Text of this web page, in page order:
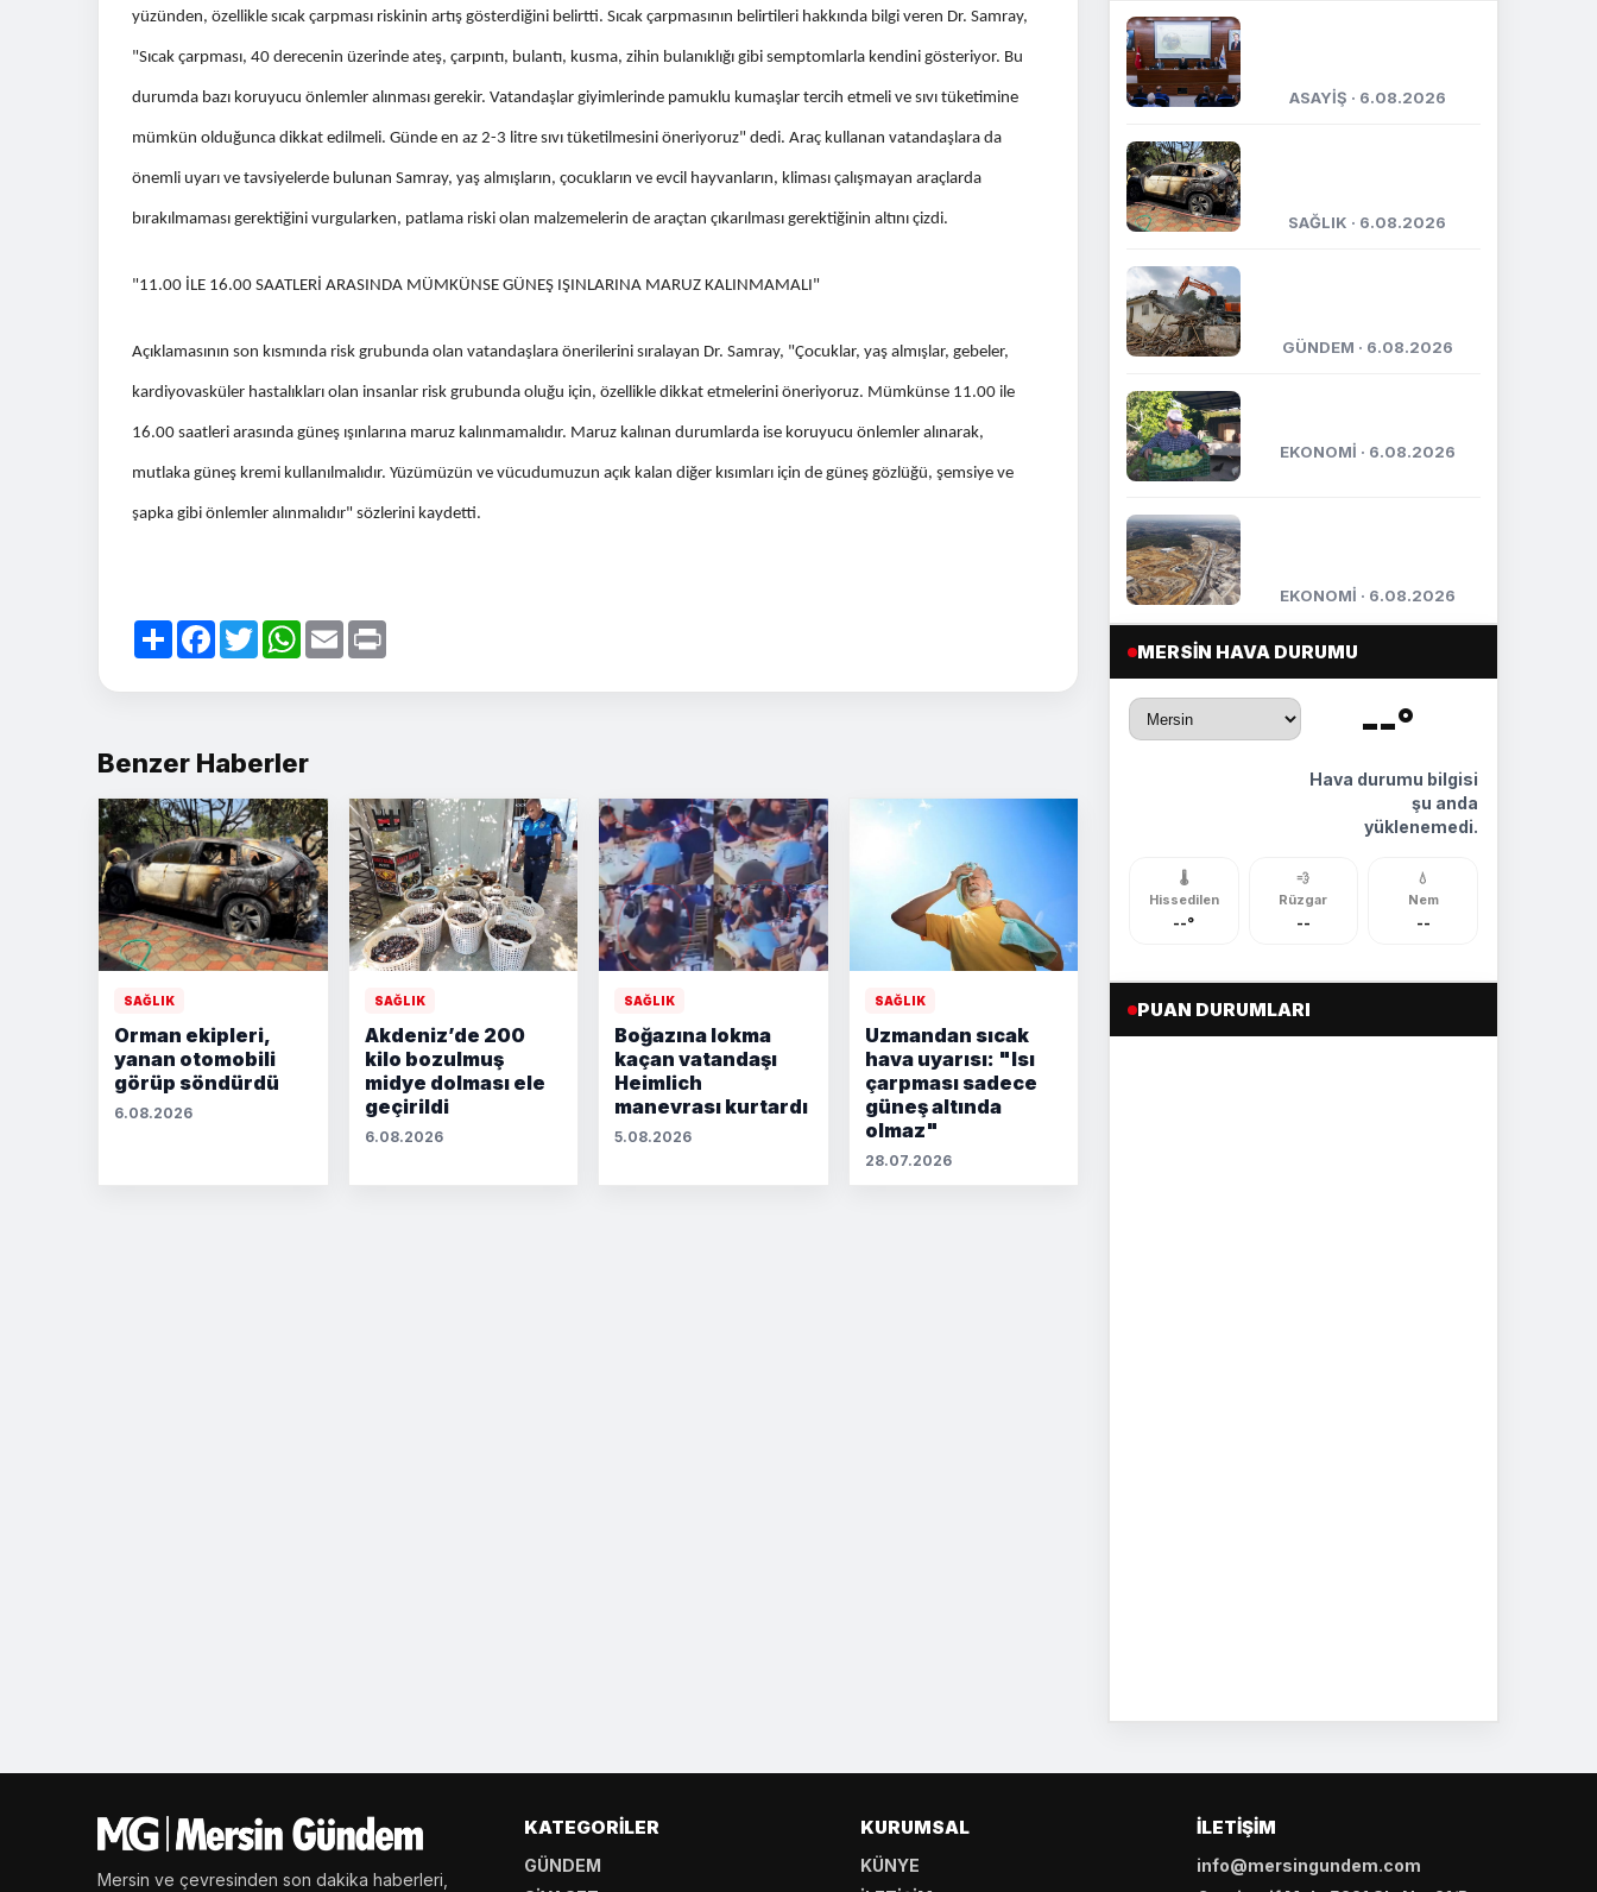
yüzünden, özellikle sıcak çarpması riskinin artış gösterdiğini belirtti. Sıcak çarpmasının belirtileri hakkında bilgi veren Dr. Samray,
"Sıcak çarpması, 40 derecenin üzerinde ateş, çarpıntı, bulantı, kusma, zihin bulanıklığı gibi semptomlarla kendini gösteriyor. Bu
durumda bazı koruyucu önlemler alınması gerekir. Vatandaşlar giyimlerinde pamuklu kumaşlar tercih etmeli ve sıvı tüketimine
mümkün olduğunca dikkat edilmeli. Günde en az 2-3 litre sıvı tüketilmesini öneriyoruz" dedi. Araç kullanan vatandaşlara da
önemli uyarı ve tavsiyelerde bulunan Samray, yaş almışların, çocukların ve evcil hayvanların, kliması çalışmayan araçlarda
bırakılmaması gerektiğini vurgularken, patlama riski olan malzemelerin de araçtan çıkarılması gerektiğinin altını çizdi.
"11.00 İLE 16.00 SAATLERİ ARASINDA MÜMKÜNSE GÜNEŞ IŞINLARINA MARUZ KALINMAMALI"
Açıklamasının son kısmında risk grubunda olan vatandaşlara önerilerini sıralayan Dr. Samray, "Çocuklar, yaş almışlar, gebeler,
kardiyovasküler hastalıkları olan insanlar risk grubunda oluğu için, özellikle dikkat etmelerini öneriyoruz. Mümkünse 11.00 ile
16.00 saatleri arasında güneş ışınlarına maruz kalınmamalıdır. Maruz kalınan durumlarda ise koruyucu önlemler alınarak,
mutlaka güneş kremi kullanılmalıdır. Yüzümüzün ve vücudumuzun açık kalan diğer kısımları için de güneş gözlüğü, şemsiye ve
şapka gibi önlemler alınmalıdır" sözlerini kaydetti.
PaylaşFacebook
TwitterWhatsApp
Email
Benzer Haberler
SAĞLIK
Orman ekipleri,
yanan otomobili
görüp söndürdü
6.08.2026
SAĞLIK
Akdeniz’de 200
kilo bozulmuş
midye dolması ele
geçirildi
6.08.2026
SAĞLIK
Boğazına lokma
kaçan vatandaşı
Heimlich
manevrası kurtardı
5.08.2026
SAĞLIK
Uzmandan sıcak
hava uyarısı: "Isı
çarpması sadece
güneş altında
olmaz"
28.07.2026
ASAYİŞ · 6.08.2026
SAĞLIK · 6.08.2026
GÜNDEM · 6.08.2026
EKONOMİ · 6.08.2026
EKONOMİ · 6.08.2026
MERSIN HAVA DURUMU
--°
Hava durumu bilgisi
şu anda
yüklenemedi.
🌡️
Hissedilen
--°
💨
Rüzgar
--
💧
Nem
--
PUAN DURUMLARI
Mersin ve çevresinden son dakika haberleri,
KATEGORILER
GÜNDEM
KURUMSAL
KÜNYE
İLETIŞIM
info@mersingundem.com